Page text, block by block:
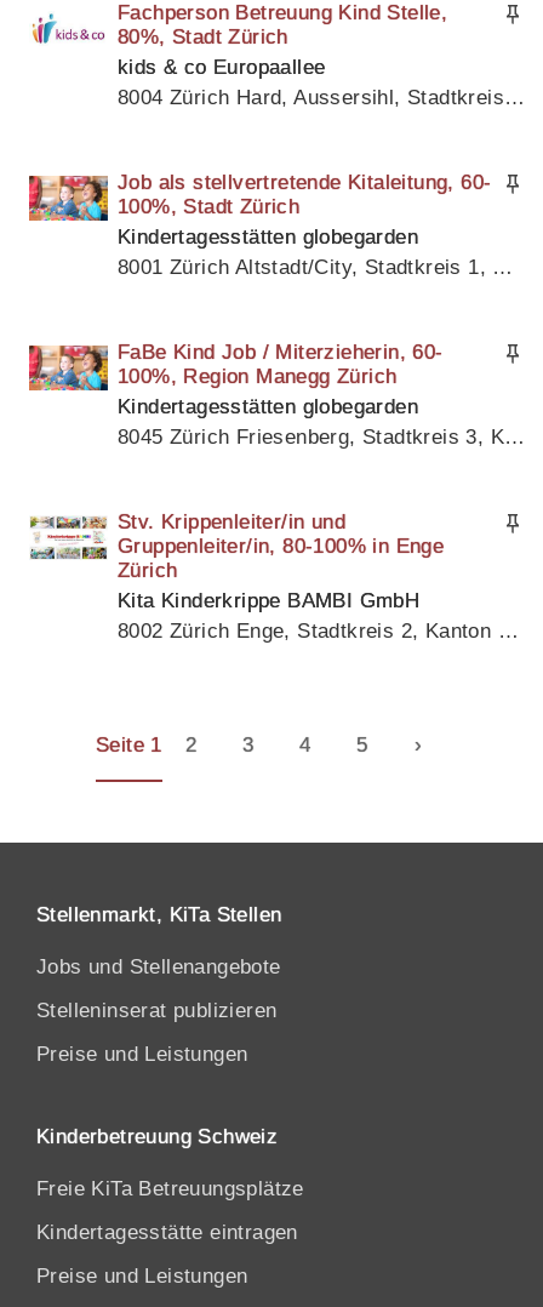
Fachperson Betreuung Kind Stelle,
80%, Stadt Zürich
kids & co Europaallee
8004 Zürich Hard, Aussersihl, Stadtkreis 4, Kanton Zürich
Job als stellvertretende Kitaleitung, 60-
100%, Stadt Zürich
Kindertagesstätten globegarden
8001 Zürich Altstadt/City, Stadtkreis 1, Kanton Zürich
FaBe Kind Job / Miterzieherin, 60-
100%, Region Manegg Zürich
Kindertagesstätten globegarden
8045 Zürich Friesenberg, Stadtkreis 3, Kanton Zürich
Stv. Krippenleiter/in und
Gruppenleiter/in, 80-100% in Enge
Zürich
Kita Kinderkrippe BAMBI GmbH
8002 Zürich Enge, Stadtkreis 2, Kanton Zürich
Seite 1 2 3 4 5 ›
Stellenmarkt, KiTa Stellen
Jobs und Stellenangebote
Stelleninserat publizieren
Preise und Leistungen
Kinderbetreuung Schweiz
Freie KiTa Betreuungsplätze
Kindertagesstätte eintragen
Preise und Leistungen